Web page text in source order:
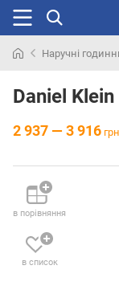
раніше
Наручні
Daniel
2 937 — 3 916
в порівняння
в список